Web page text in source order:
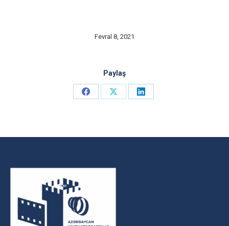
Fevral 8, 2021
Paylaş
Share
Share
Share